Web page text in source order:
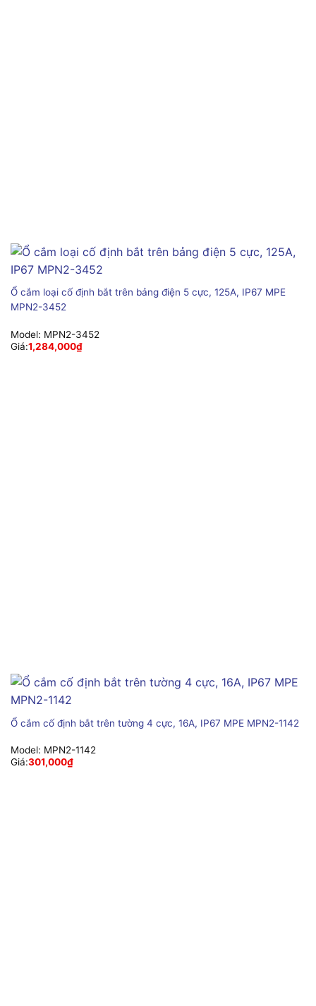
Ổ cắm loại cố định bắt trên bảng điện 5 cực, 125A, IP67 MPE
MPN2-3452
Model: MPN2-3452
Giá:1,284,000₫
Ổ cắm cố định bắt trên tường 4 cực, 16A, IP67 MPE MPN2-1142
Model: MPN2-1142
Giá:301,000₫